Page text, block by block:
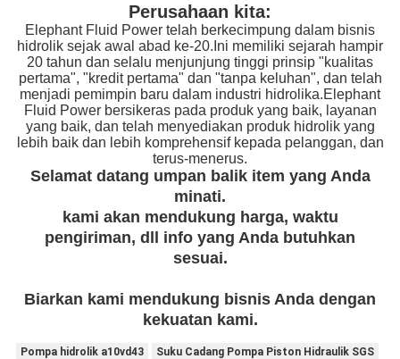
Perusahaan kita:
Elephant Fluid Power telah berkecimpung dalam bisnis
hidrolik sejak awal abad ke-20.Ini memiliki sejarah hampir
20 tahun dan selalu menjunjung tinggi prinsip "kualitas
pertama", "kredit pertama" dan "tanpa keluhan", dan telah
menjadi pemimpin baru dalam industri hidrolika.Elephant
Fluid Power bersikeras pada produk yang baik, layanan
yang baik, dan telah menyediakan produk hidrolik yang
lebih baik dan lebih komprehensif kepada pelanggan, dan
terus-menerus.
Selamat datang umpan balik item yang Anda
minati.
kami akan mendukung harga, waktu
pengiriman, dll info yang Anda butuhkan
sesuai.
Biarkan kami mendukung bisnis Anda dengan
kekuatan kami.
Pompa hidrolik a10vd43
Suku Cadang Pompa Piston Hidraulik SGS